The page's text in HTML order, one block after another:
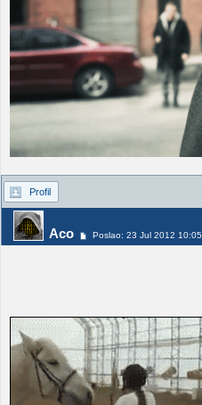
Profil
Aco Poslao: 23 Jul 2012 10:05